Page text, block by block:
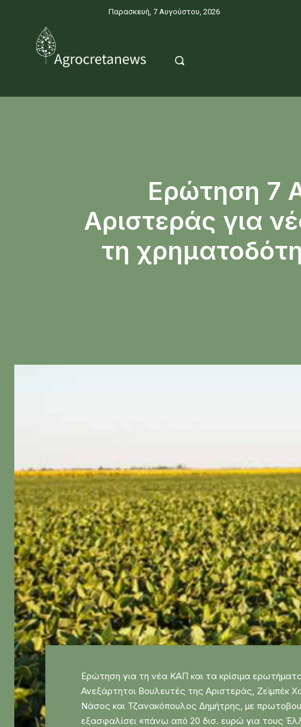
Παρασκευή, 7 Αυγούστου, 2026
Ερώτηση 7
Αριστεράς για
τη
Ερώτηση για τη νέα ΚΑΠ και τα κρίσιμα
Ανεξάρτητοι Βουλευτές της Αριστεράς,
Νάσος και Τζανακόπουλος Δημήτρης, με
εξασφαλίσει «πάνω από 20 δισ. ευρώ για τους